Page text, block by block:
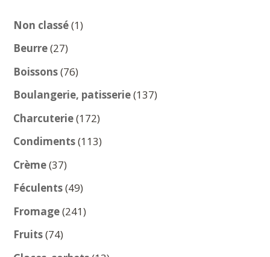
Non classé 11
Beurre 2727
produits
Boissons 7676
produits
Boulangerie, patisserie 137137
Charcuterie 172172
produits
Condiments 113113
Crème 3737
produits
Féculents 4949
produits
Fromage 241241
Fruits 7474
produits